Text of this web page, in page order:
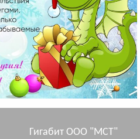
Гигабит ООО "МСТ"